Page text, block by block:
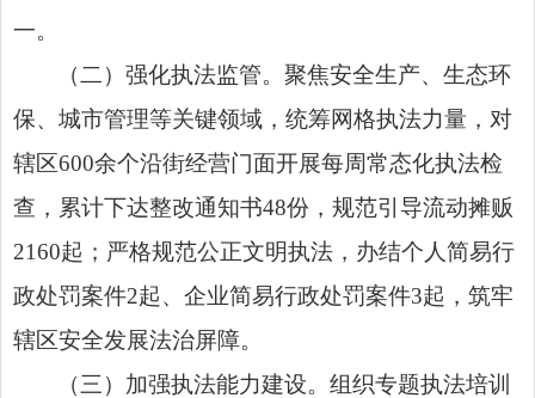
一。
（二）强化执法监管。聚焦安全生产、生态环
保、城市管理等关键领域，统筹网格执法力量，对
辖区600余个沿街经营门面开展每周常态化执法检
查，累计下达整改通知书48份，规范引导流动摊贩
2160起；严格规范公正文明执法，办结个人简易行
政处罚案件2起、企业简易行政处罚案件3起，筑牢
辖区安全发展法治屏障。
（三）加强执法能力建设。组织专题执法培训